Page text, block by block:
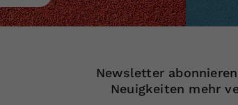
Newsletter
Neuigkeiten mehr